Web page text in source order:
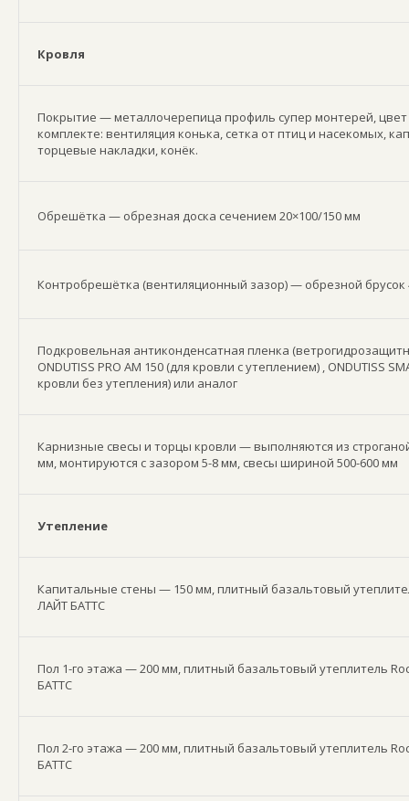
Кровля
Покрытие — металлочерепица профиль супер монтерей,
комплекте: вентиляция конька, сетка от птиц и насекомых,
торцевые накладки, конёк.
Обрешётка — обрезная доска сечением 20×100/150 мм
Контробрешётка (вентиляционный зазор) — обрезной брусок
Подкровельная антиконденсатная пленка
ONDUTISS PRO AM 150 (для кровли с утеплением) , ONDUTISS
кровли без утепления) или аналог
Карнизные свесы и торцы кровли — выполняются из
мм, монтируются с зазором 5-8 мм, свесы шириной 500-600 мм
Утепление
Капитальные стены — 150 мм, плитный базальтовый
ЛАЙТ БАТТС
Пол 1-го этажа — 200 мм, плитный базальтовый утеплитель
БАТТС
Пол 2-го этажа — 200 мм, плитный базальтовый утеплитель
БАТТС